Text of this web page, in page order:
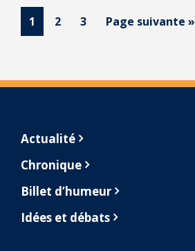
Page
1 Page
2 Page
3 Page suivante »
Footer
Actualité
Chronique
Billet d’humeur
Idées et débats